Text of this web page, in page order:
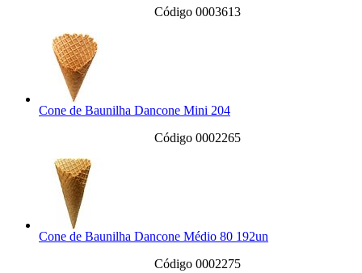
Código 0003613
Cone de Baunilha Dancone Mini 204
Código 0002265
Cone de Baunilha Dancone Médio 80 192un
Código 0002275